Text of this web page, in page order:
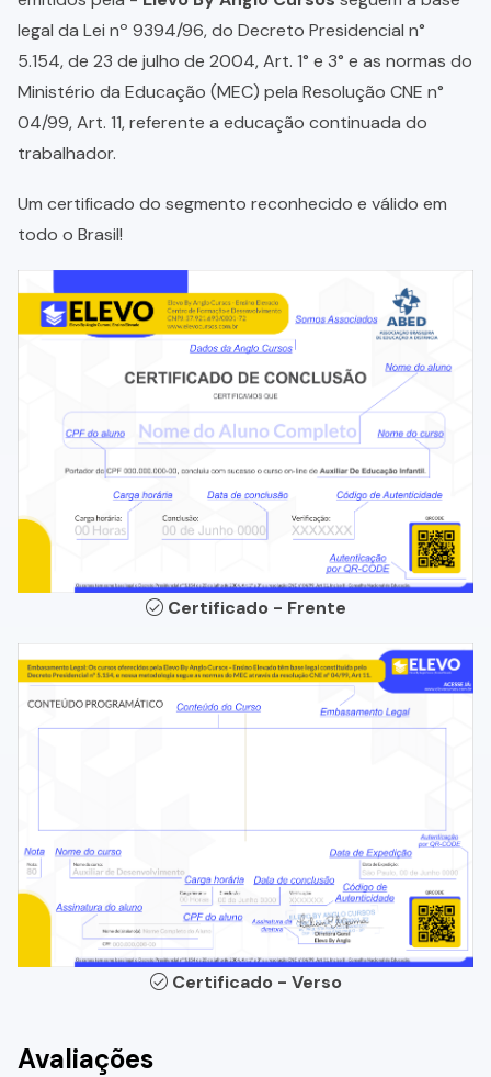
legal da Lei nº 9394/96, do Decreto Presidencial n°
5.154, de 23 de julho de 2004, Art. 1° e 3° e as normas do
Ministério da Educação (MEC) pela Resolução CNE n°
04/99, Art. 11, referente a educação continuada do
trabalhador.
Um certificado do segmento reconhecido e válido em
todo o Brasil!
Certificado - Frente
Certificado - Verso
Avaliações